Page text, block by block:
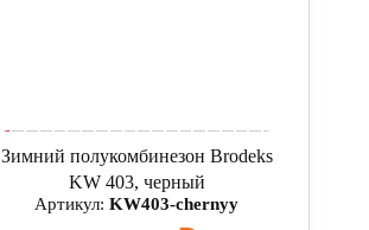
Зимний полукомбинезон Brodeks
KW 403, черный
Артикул:KW403-chernyy